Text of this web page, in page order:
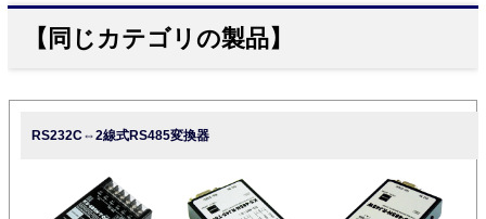
【同じカテゴリの製品】
RS232C⇔2線式RS485変換器